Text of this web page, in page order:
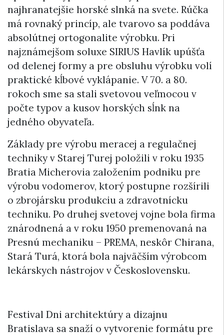
najhranatejšie horské slnká na svete. Rúčka
má rovnaký princíp, ale tvarovo sa poddáva
absolútnej ortogonalite výrobku. Pri
najznámejšom soluxe SIRIUS Havlík upúšťa
od delenej formy a pre obsluhu výrobku volí
praktické kĺbové vyklápanie. V 70. a 80.
rokoch sme sa stali svetovou veľmocou v
počte typov a kusov horských sĺnk na
jedného obyvateľa.
Základy pre výrobu meracej a regulačnej
techniky v Starej Turej položili v roku 1935
Bratia Micherovia založením podniku pre
výrobu vodomerov, ktorý postupne rozšírili
o zbrojársku produkciu a zdravotnícku
techniku. Po druhej svetovej vojne bola firma
znárodnená a v roku 1950 premenovaná na
Presnú mechaniku – PREMA, neskôr Chirana,
Stará Turá, ktorá bola najväčším výrobcom
lekárskych nástrojov v Československu.
Festival Dni architektúry a dizajnu
Bratislava sa snaží o vytvorenie formátu pre